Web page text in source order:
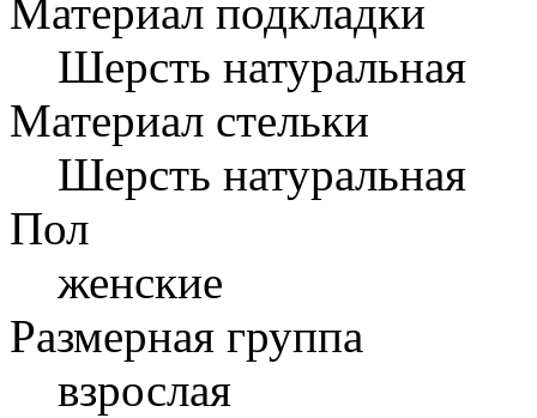
Материал подкладки
Шерсть натуральная
Материал стельки
Шерсть натуральная
Пол
женские
Размерная группа
взрослая